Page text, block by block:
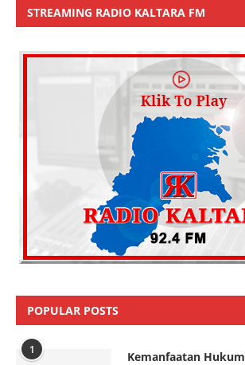
STREAMING RADIO KALTARA FM
POPULAR POSTS
1 Kemanfaatan Hukum